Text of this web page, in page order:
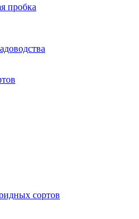
пробка
сортов